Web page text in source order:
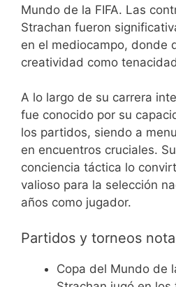
Mundo de la FIFA. Las
Strachan fueron
en el mediocampo, donde
creatividad como
A lo largo de su carrera
fue conocido por su
los partidos, siendo a
en encuentros cruciales.
conciencia táctica lo
valioso para la selección
años como jugador.
Partidos y torneos
Copa del Mundo de